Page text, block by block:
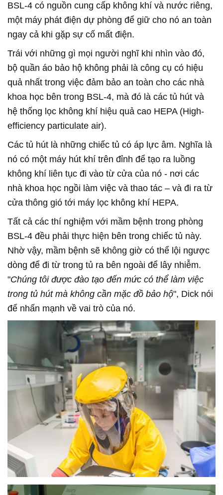
BSL-4 có nguồn cung cấp không khí và nước riêng,
một máy phát điện dự phòng để giữ cho nó an toàn
ngay cả khi gặp sự cố mất điện.
Trái với những gì mọi người nghĩ khi nhìn vào đó,
bộ quần áo bảo hộ không phải là công cụ có hiệu
quả nhất trong việc đảm bảo an toàn cho các nhà
khoa học bên trong BSL-4, mà đó là các tủ hút và
hệ thống lọc không khí hiệu quả cao HEPA (High-
efficiency particulate air).
Các tủ hút là những chiếc tủ có áp lực âm. Nghĩa là
nó có một máy hút khí trên đỉnh để tạo ra luồng
không khí liên tục đi vào từ cửa của nó - nơi các
nhà khoa học ngồi làm việc và thao tác – và đi ra từ
cửa thông gió tới máy lọc không khí HEPA.
Tất cả các thí nghiệm với mầm bệnh trong phòng
BSL-4 đều phải thực hiện bên trong chiếc tủ này.
Nhờ vậy, mầm bệnh sẽ không giờ có thể lội ngược
dòng để đi từ trong tủ ra bên ngoài để lây nhiễm.
"Chúng tôi được đào tạo đến mức có thể làm việc
trong tủ hút mà không cần mặc đồ bảo hộ", Dick nói
để nhấn mạnh về vai trò của nó.